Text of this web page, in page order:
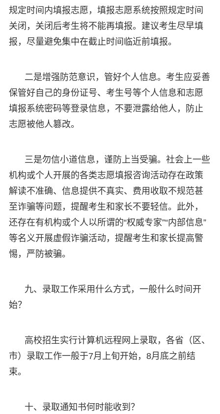
规定时间内填报志愿，填报志愿系统按照规定时间
关闭，关闭后考生将不能再填报。建议考生尽早填
报，尽量避免集中在截止时间临近前填报。
二是增强防范意识，管好个人信息。考生应妥善
保管好自己的身份证号、考生号等个人信息和志愿
填报系统密码等登录信息，不要泄露给他人，防止
志愿被他人篡改。
三是勿信小道信息，谨防上当受骗。社会上一些
机构或个人开展的各类志愿填报咨询活动存在政策
解读不准确、信息提供不真实、费用收取不规范甚
至诈骗等问题，提醒考生和家长不要轻信。此外，
还存在有机构或个人以所谓的“权威专家”“内部信息”
等名义开展虚假诈骗活动，提醒考生和家长提高警
惕，严防被骗。
九、录取工作采用什么方式，一般什么时间开
始？
高校招生实行计算机远程网上录取，各省（区、
市）录取工作一般于7月上旬开始，8月底之前结
束。
十、录取通知书何时能收到？